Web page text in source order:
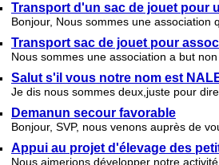
Transport d'un sac de jouet pour
Bonjour, Nous sommes une association
Transport sac de jouet pour
Nous sommes une association a but
Salut s'il vous notre nom est
Je dis nous sommes deux,juste pour
Demanun secour favorable
Bonjour, SVP, nous venons auprès de
Appui au projet d'élevage des
Nous aimerions développer notre